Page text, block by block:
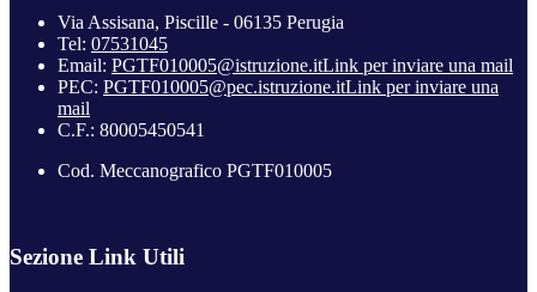
Via Assisana, Piscille - 06135 Perugia
Tel: 07531045
Email: PGTF010005@istruzione.itLink per inviare una mail
PEC: PGTF010005@pec.istruzione.itLink per inviare una
mail
C.F.: 80005450541
Cod. Meccanografico PGTF010005
Sezione Link Utili